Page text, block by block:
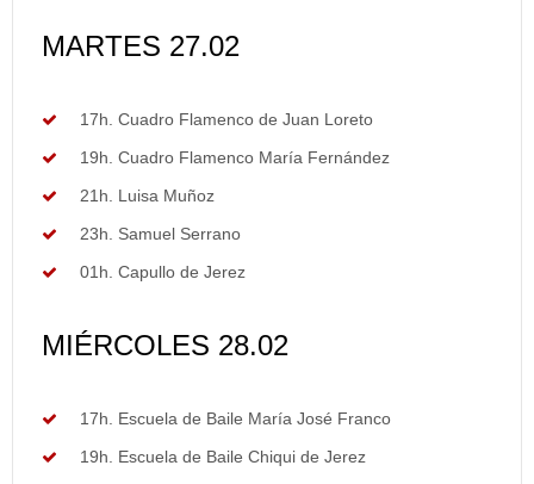
MARTES 27.02
17h. Cuadro Flamenco de Juan Loreto
19h. Cuadro Flamenco María Fernández
21h. Luisa Muñoz
23h. Samuel Serrano
01h. Capullo de Jerez
MIÉRCOLES 28.02
17h. Escuela de Baile María José Franco
19h. Escuela de Baile Chiqui de Jerez